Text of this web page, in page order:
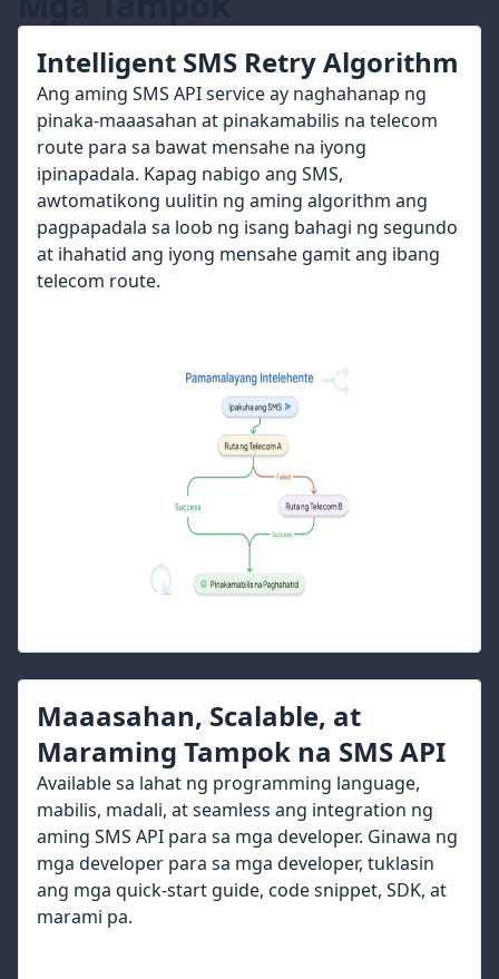
1","VAR2":"VALUE 2"}'
requests.post('https://control.msg91.com/api/v5/flow/',
headers=headers, data=data)
Intelligent SMS Retry Algorithm
Ang aming SMS API service ay naghahanap ng
pinaka-maaasahan at pinakamabilis na telecom
route para sa bawat mensahe na iyong
ipinapadala. Kapag nabigo ang SMS,
awtomatikong uulitin ng aming algorithm ang
pagpapadala sa loob ng isang bahagi ng segundo
at ihahatid ang iyong mensahe gamit ang ibang
telecom route.
Maaasahan, Scalable, at
Maraming Tampok na SMS API
Available sa lahat ng programming language,
mabilis, madali, at seamless ang integration ng
aming SMS API para sa mga developer. Ginawa ng
mga developer para sa mga developer, tuklasin
ang mga quick-start guide, code snippet, SDK, at
marami pa.